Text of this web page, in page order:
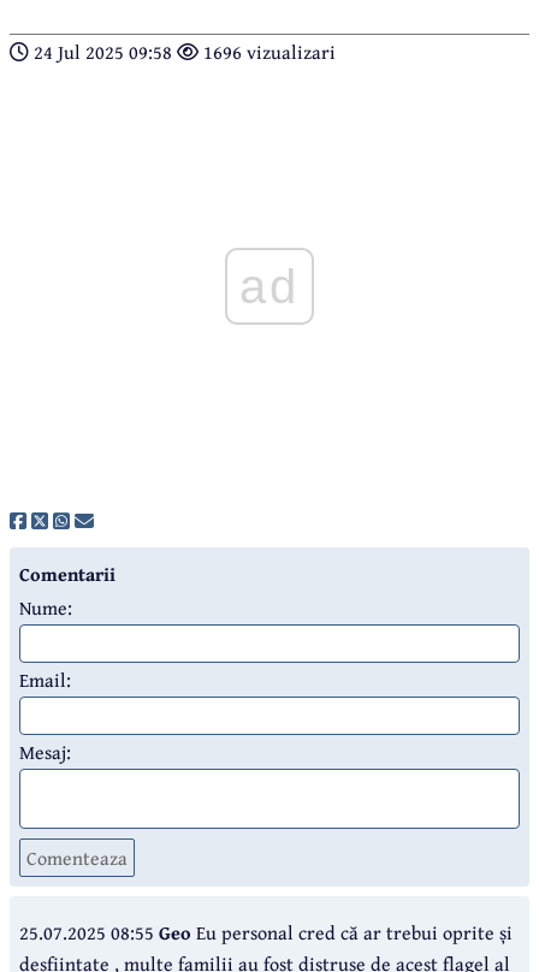
24 Jul 2025 09:58 1696 vizualizari
ad
Comentarii
Nume:
Email:
Mesaj:
Comenteaza
25.07.2025 08:55 Geo Eu personal cred că ar trebui oprite și
desființate , multe familii au fost distruse de acest flagel al